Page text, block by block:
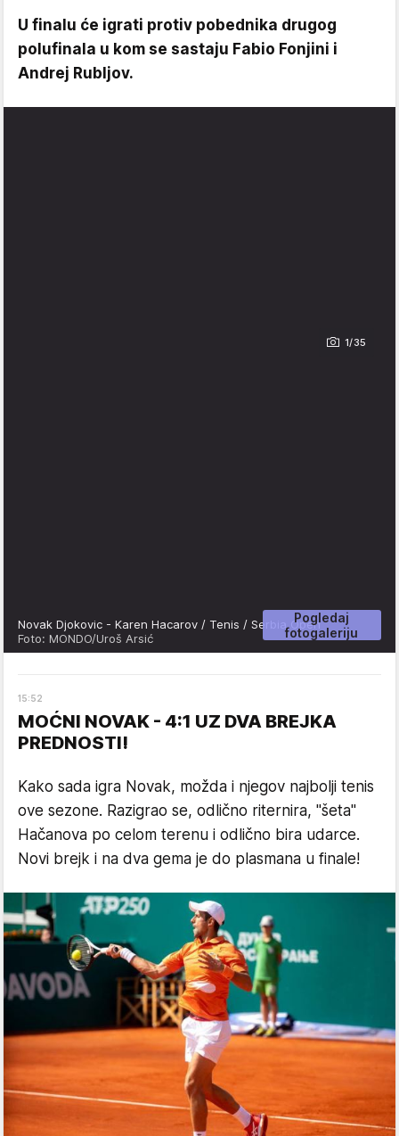
U finalu će igrati protiv pobednika drugog
polufinala u kom se sastaju Fabio Fonjini i
Andrej Rubljov.
1/35
Pogledaj
fotogaleriju
Novak Djokovic - Karen Hacarov / Tenis / Serbia Open
Foto: MONDO/Uroš Arsić
15:52
MOĆNI NOVAK - 4:1 UZ DVA BREJKA
PREDNOSTI!
Kako sada igra Novak, možda i njegov najbolji tenis
ove sezone. Razigrao se, odlično riternira, "šeta"
Hačanova po celom terenu i odlično bira udarce.
Novi brejk i na dva gema je do plasmana u finale!